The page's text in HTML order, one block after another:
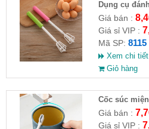
Dụng cụ
Giá bán :
Giá sỉ VIP :
Mã SP: 8115
Xem chi tiết
Giỏ hàng
Cốc súc
Giá bán :
Giá sỉ VIP :